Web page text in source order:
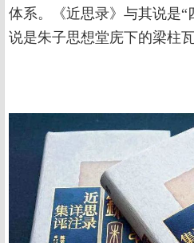
体系。《近思录》与其说是“
说是朱子思想堂庑下的梁柱瓦